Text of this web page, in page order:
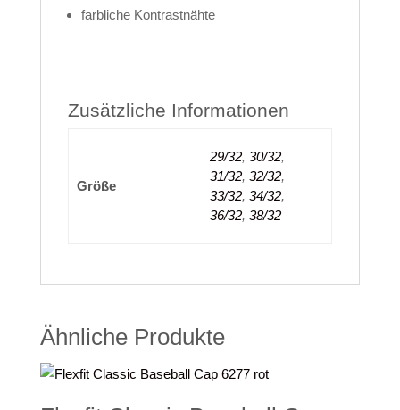
farbliche Kontrastnähte
Zusätzliche Informationen
Größe
29/32, 30/32,
31/32, 32/32,
33/32, 34/32,
36/32, 38/32
Ähnliche Produkte